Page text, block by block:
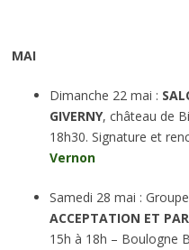
MAI
Dimanche 22 mai :
GIVERNY, château de
18h30. Signature et
Vernon
Samedi 28 mai :
ACCEPTATION ET
15h à 18h – Boulogne